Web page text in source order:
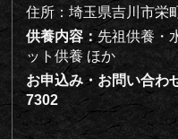
住所：埼玉県吉川市栄
供養内容：先祖供養・
ット供養 ほか
お申込み・お問い合わ
7302